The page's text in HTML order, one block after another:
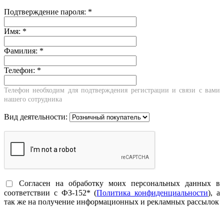
Подтверждение пароля: *
Имя: *
Фамилия: *
Телефон: *
Телефон необходим для подтверждения регистрации и связи с вами
нашего сотрудника
Вид деятельности:
Согласен на обработку моих персональных данных в
соответствии с ФЗ-152* (Политика конфиденциальности), а
так же на получение информационных и рекламных рассылок